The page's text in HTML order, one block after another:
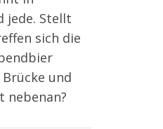
jede. Stellt
sich die
und
nebenan?